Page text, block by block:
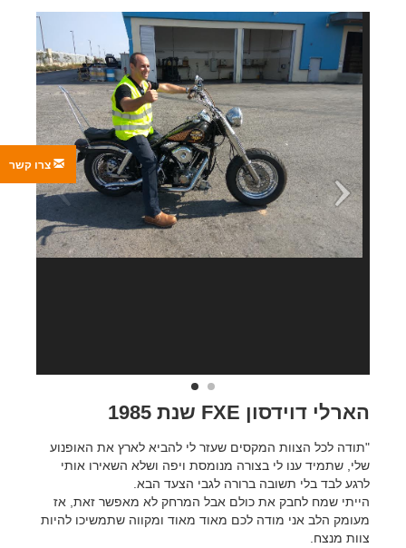
הארלי דוידסון FXE שנת 1985
"תודה לכל הצוות המקסים שעזר לי להביא לארץ את האופנוע
שלי, שתמיד ענו לי בצורה מנומסת ויפה ושלא השאירו אותי
לרגע לבד בלי תשובה ברורה לגבי הצעד הבא.
הייתי שמח לחבק את כולם אבל המרחק לא מאפשר זאת, אז
מעומק הלב אני מודה לכם מאוד מאוד ומקווה שתמשיכו להיות
צוות מנצח.
צרו קשר